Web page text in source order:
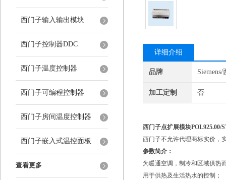
西门子输入输出模块
西门子控制器DDC
西门子温度控制器
西门子可编程控制器
西门子房间温度控制器
西门子嵌入式温控面板
查看更多
详细介绍
品牌
加工定制 否
西门子点扩展模块POL925.00/
西门子不允许代理商标实价，
参数简介：
为暖通空调，制冷和区域供热
用于供热及生活热水的控制；